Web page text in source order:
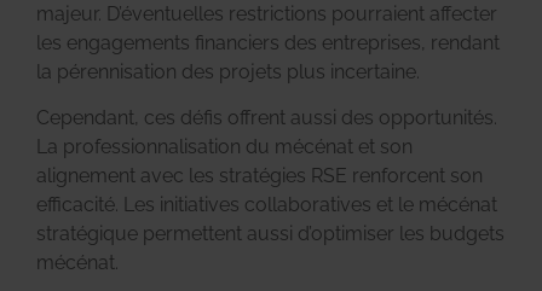
majeur. D’éventuelles restrictions pourraient affecter
les engagements financiers des entreprises, rendant
la pérennisation des projets plus incertaine.
Cependant, ces défis offrent aussi des opportunités.
La professionnalisation du mécénat et son
alignement avec les stratégies RSE renforcent son
efficacité. Les initiatives collaboratives et le mécénat
stratégique permettent aussi d’optimiser les budgets
mécénat.